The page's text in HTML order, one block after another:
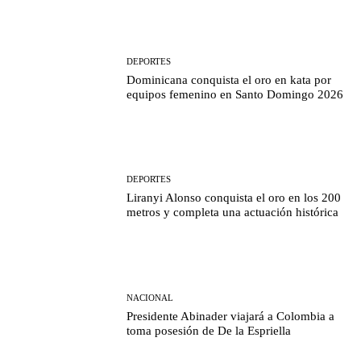
DEPORTES
Dominicana conquista el oro en kata por
equipos femenino en Santo Domingo 2026
DEPORTES
Liranyi Alonso conquista el oro en los 200
metros y completa una actuación histórica
NACIONAL
Presidente Abinader viajará a Colombia a
toma posesión de De la Espriella